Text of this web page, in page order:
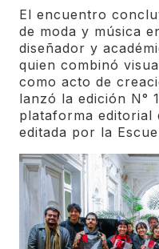
El encuentro
de moda y música
diseñador y
quien combinó
como acto de
lanzó la edición N°
plataforma editorial
editada por la